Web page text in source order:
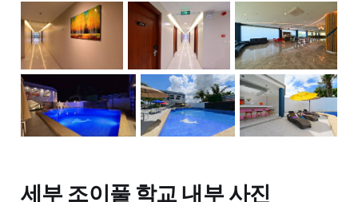
세부 조이풀 학교 내부 사진